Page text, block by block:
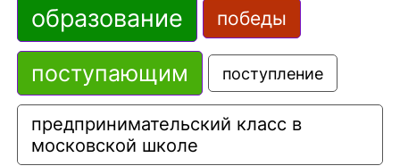
образование победы
поступающим поступление
предпринимательский класс в
московской школе